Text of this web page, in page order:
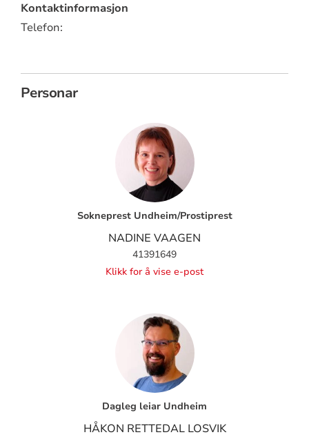
Kontaktinformasjon
Telefon:
Personar
Sokneprest Undheim/Prostiprest
NADINE VAAGEN
41391649
Klikk for å vise e-post
Dagleg leiar Undheim
HÅKON RETTEDAL LOSVIK